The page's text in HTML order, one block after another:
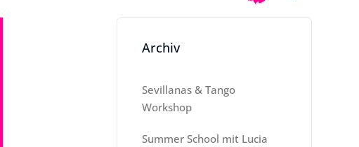
Archiv
Sevillanas & Tango
Workshop
Summer School mit Lucia